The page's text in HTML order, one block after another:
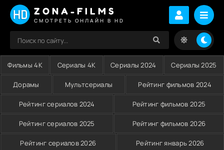
ZONA-FILMS
СМОТРЕТЬ ОНЛАЙН В HD
Фильмы 4K Сериалы 4K Сериалы 2024 Сериалы 2025
Дорамы Мультсериалы Рейтинг фильмов 2024
Рейтинг сериалов 2024 Рейтинг фильмов 2025
Рейтинг сериалов 2025 Рейтинг фильмов 2026
Рейтинг сериалов 2026 Рейтинг январь 2026